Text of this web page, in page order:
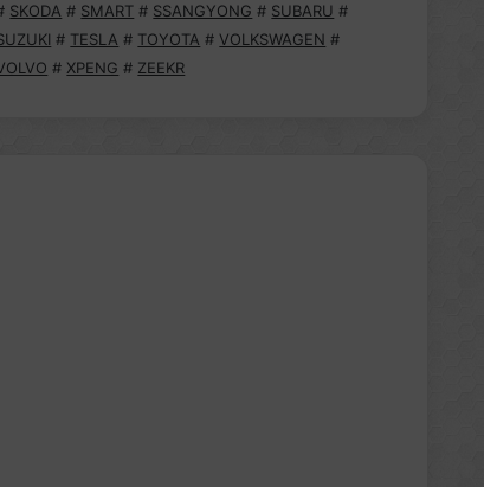
SKODA # SMART # SSANGYONG # SUBARU #
# TESLA # TOYOTA # VOLKSWAGEN #
# XPENG # ZEEKR